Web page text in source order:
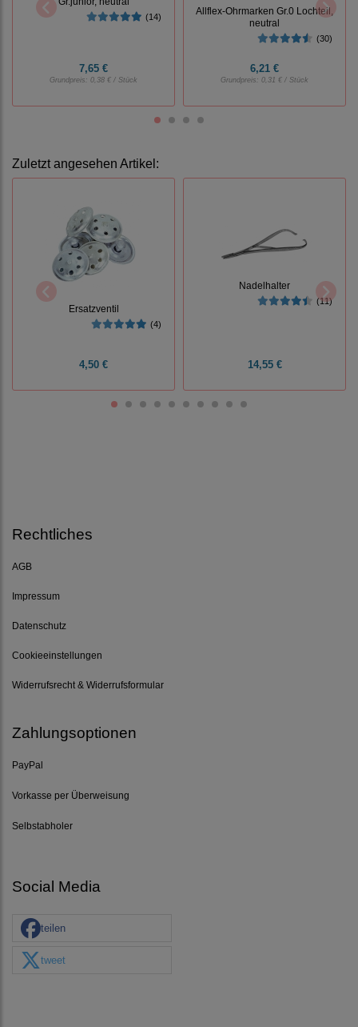
(14)
7,65 €
Grundpreis: 0,38 € / Stück
Allflex-Ohrmarken Gr.0 Lochteil,
neutral
(30)
6,21 €
Grundpreis: 0,31 € / Stück
Zuletzt angesehen Artikel:
Ersatzventil
(4)
4,50 €
Nadelhalter
(11)
14,55 €
Rechtliches
AGB
Impressum
Datenschutz
Cookieeinstellungen
Widerrufsrecht & Widerrufsformular
Zahlungsoptionen
PayPal
Vorkasse per Überweisung
Selbstabholer
Social Media
teilen
tweet